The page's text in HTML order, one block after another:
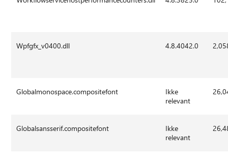
Wpfgfx_v0400.dll 4.8.4042.0
Globalmonospace.compositefont
Ikke
relevant
Globalsansserif.compositefont
Ikke
relevant